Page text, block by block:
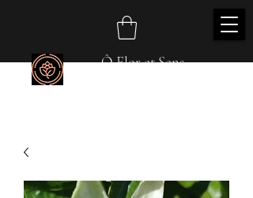
Ô Flor et Sens